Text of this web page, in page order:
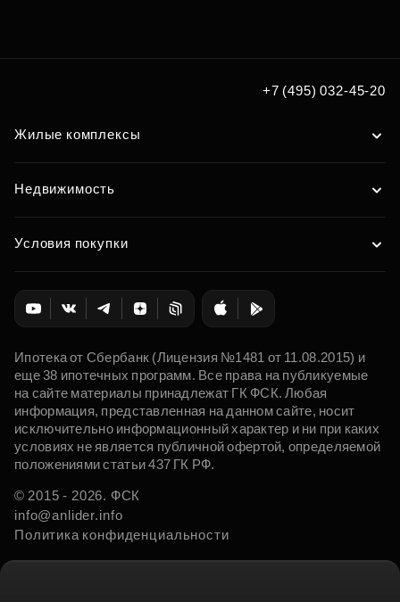
+7 (495) 032-45-20
Жилые комплексы
Недвижимость
Условия покупки
Ипотека от Сбербанк (Лицензия №1481 от 11.08.2015) и
еще 38 ипотечных программ. Все права на публикуемые
на сайте материалы принадлежат ГК ФСК. Любая
информация, представленная на данном сайте, носит
исключительно информационный характер и ни при каких
условиях не является публичной офертой, определяемой
положениями статьи 437 ГК РФ.
© 2015 - 2026. ФСК
info@anlider.info
Политика конфиденциальности